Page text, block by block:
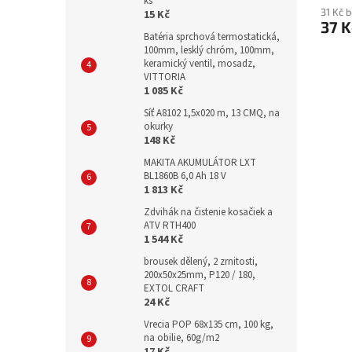
15 Kč
Batéria sprchová termostatická,
100mm, lesklý chróm, 100mm,
keramický ventil, mosadz,
VITTORIA
1 085 Kč
Síť A8102 1,5x020 m, 13 CMQ, na
okurky
148 Kč
MAKITA AKUMULÁTOR LXT
BL1860B 6,0 Ah 18 V
1 813 Kč
Zdvihák na čistenie kosačiek a
ATV RTH400
1 544 Kč
brousek dělený, 2 zrnitosti,
200x50x25mm, P120 / 180,
EXTOL CRAFT
24 Kč
Vrecia POP 68x135 cm, 100 kg,
na obilie, 60g/m2
31 Kč
37